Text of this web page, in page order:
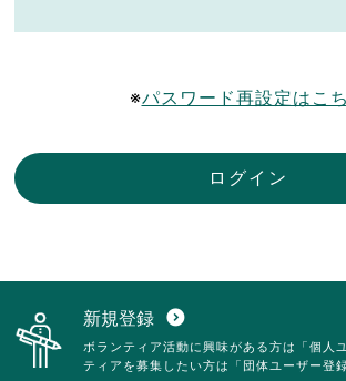
※パスワード再設定はこ
ログイン
新規登録 expand_circle_down
ボランティア活動に興味がある方は「個人
ティアを募集したい方は「団体ユーザー登